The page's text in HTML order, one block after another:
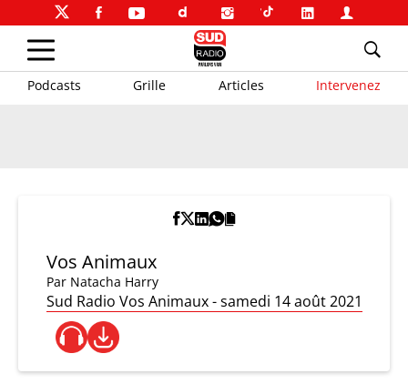
Podcasts Grille Articles Intervenez
Vos Animaux
Par Natacha Harry
Sud Radio Vos Animaux - samedi 14 août 2021